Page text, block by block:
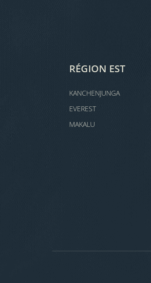
RÉGION EST
KANCHENJUNGA
EVEREST
MAKALU